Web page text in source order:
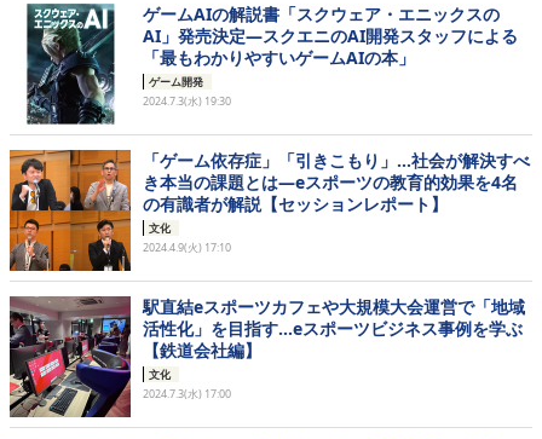
ゲームAIの解説書「スクウェア・エニックスの
AI」発売決定―スクエニのAI開発スタッフによる
「最もわかりやすいゲームAIの本」
ゲーム開発
2024.7.3(水) 19:30
「ゲーム依存症」「引きこもり」…社会が解決すべ
き本当の課題とは―eスポーツの教育的効果を4名
の有識者が解説【セッションレポート】
文化
2024.4.9(火) 17:10
駅直結eスポーツカフェや大規模大会運営で「地域
活性化」を目指す…eスポーツビジネス事例を学ぶ
【鉄道会社編】
文化
2024.7.3(水) 17:00